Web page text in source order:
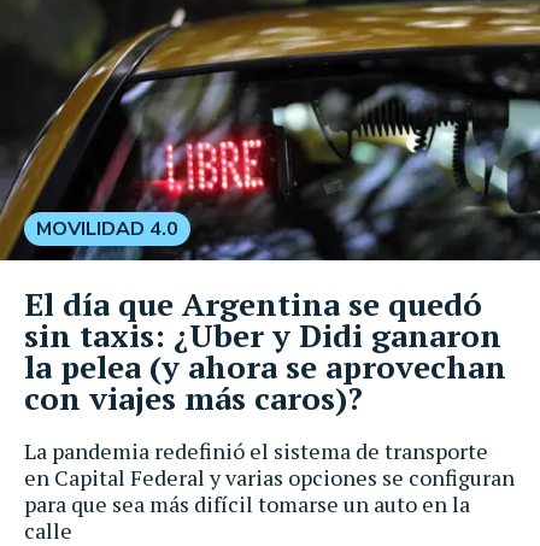
La pandemia redefinió el sistema de transporte
en Capital Federal y varias opciones se configuran
para que sea más difícil tomarse un auto en la
calle
MOVILIDAD 4.0
El día que Argentina se quedó
sin taxis: ¿Uber y Didi ganaron
la pelea (y ahora se aprovechan
con viajes más caros)?